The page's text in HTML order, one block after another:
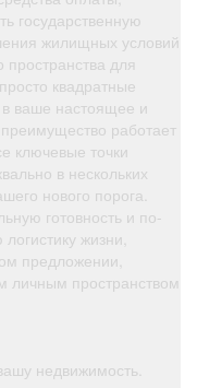
государственную
жилищных условий
для
квадратные
ваше настоящее и
работает
ключевые точки
в нескольких
нового порога.
готовность и по-
жизни,
предложении,
личным пространством
недвижимость.